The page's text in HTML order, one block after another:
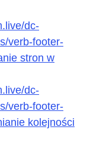
dc-
verb-footer-
stron w
dc-
verb-footer-
kolejności